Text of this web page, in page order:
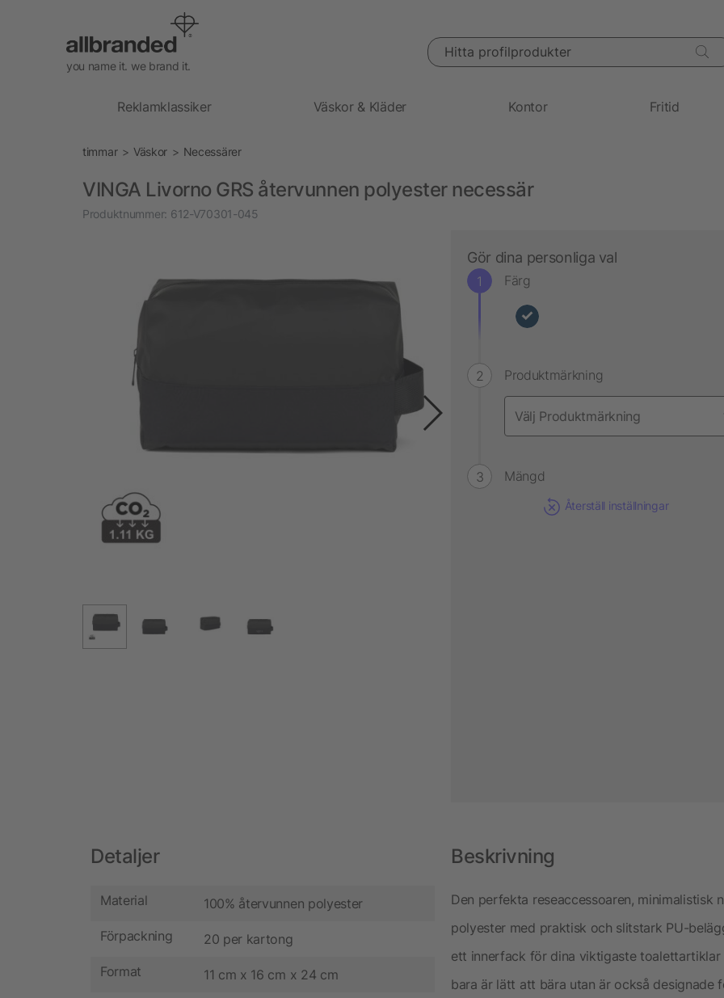
you name it. we brand it.
Hitta profilprodukter
Reklamklassiker Väskor & Kläder Kontor Fritid
timmar Väskor Necessärer
VINGA Livorno GRS återvunnen polyester necessär
Produktnummer: 612-V70301-045
Gör dina personliga val
Färg
Produktmärkning
Mängd
Återställ inställningar
Detaljer
Material 100% återvunnen polyester
Förpackning 20 per kartong
Format 11 cm x 16 cm x 24 cm
Beskrivning
Den perfekta reseaccessoaren, minimalistisk
polyester med praktisk och slitstark PU-
ett innerfack för dina viktigaste toalettartiklar
bara är lätt att bära utan är också